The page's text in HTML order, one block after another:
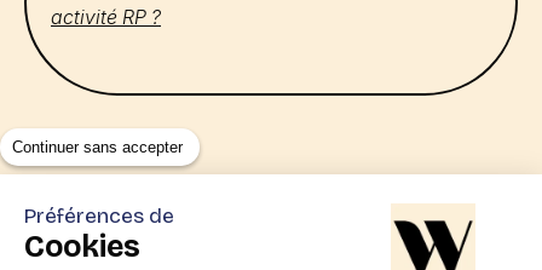
activité RP ?
Nos derniers Wamcasts
Commerce agentique : comment
Continuer sans accepter
Préférences de
Cookies